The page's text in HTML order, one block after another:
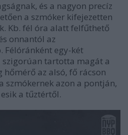
és a nagyon precíz
a szmóker kifejezetten
Kb. fél óra alatt felfűthető
onnantól az
Félóránként egy-két
tartotta magát a
hőmérő az alsó, fő rácson
szmókernek azon a pontján,
a tűztértől.